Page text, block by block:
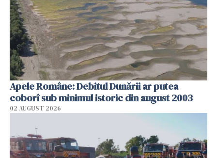
Apele Române: Debitul Dunării ar putea
coborî sub minimul istoric din august 2003
02 AUGUST 2026